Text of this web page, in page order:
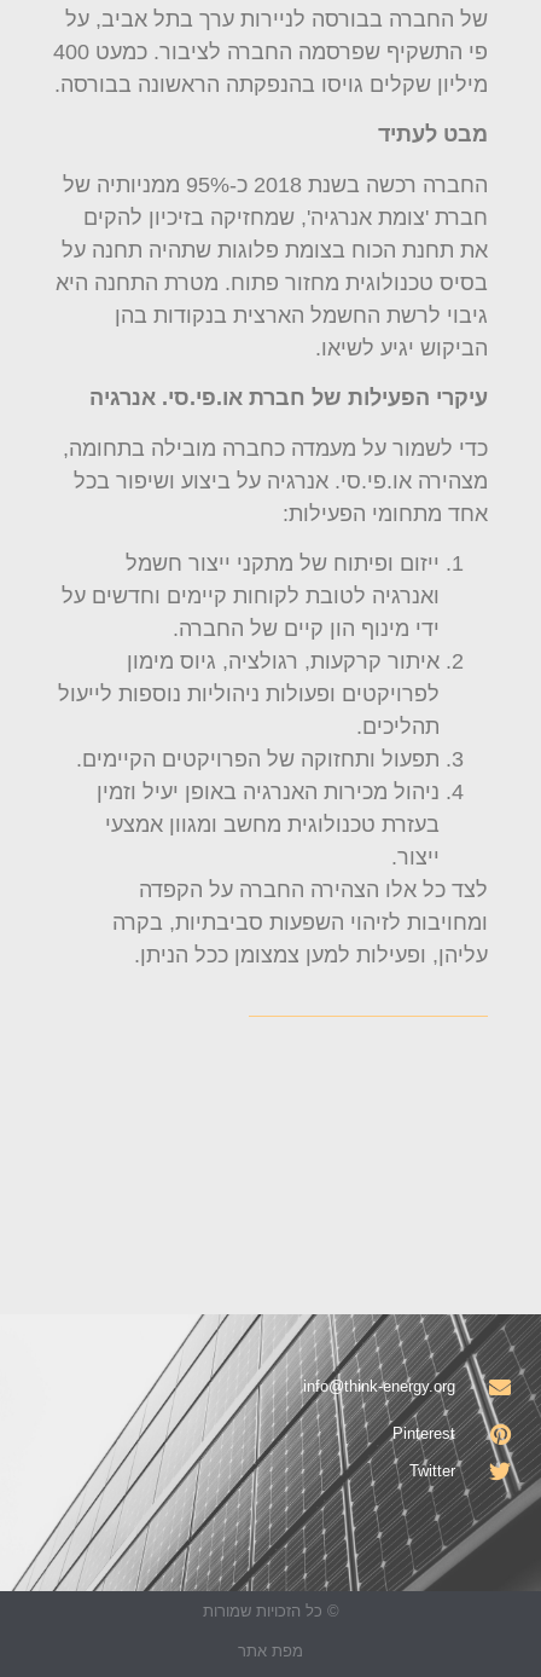
של החברה בבורסה לניירות ערך בתל אביב, על
פי התשקיף שפרסמה החברה לציבור. כמעט 400
מיליון שקלים גויסו בהנפקתה הראשונה בבורסה.
מבט לעתיד
החברה רכשה בשנת 2018 כ-95% ממניותיה של
חברת 'צומת אנרגיה', שמחזיקה בזיכיון להקים
את תחנת הכוח בצומת פלוגות שתהיה תחנה על
בסיס טכנולוגית מחזור פתוח. מטרת התחנה היא
גיבוי לרשת החשמל הארצית בנקודות בהן
הביקוש יגיע לשיאו.
עיקרי הפעילות של חברת או.פי.סי. אנרגיה
כדי לשמור על מעמדה כחברה מובילה בתחומה,
מצהירה או.פי.סי. אנרגיה על ביצוע ושיפור בכל
אחד מתחומי הפעילות:
ייזום ופיתוח של מתקני ייצור חשמל
ואנרגיה לטובת לקוחות קיימים וחדשים על
ידי מינוף הון קיים של החברה.
איתור קרקעות, רגולציה, גיוס מימון
לפרויקטים ופעולות ניהוליות נוספות לייעול
תהליכים.
תפעול ותחזוקה של הפרויקטים הקיימים.
ניהול מכירות האנרגיה באופן יעיל וזמין
בעזרת טכנולוגית מחשב ומגוון אמצעי
ייצור.
לצד כל אלו הצהירה החברה על הקפדה
ומחויבות לזיהוי השפעות סביבתיות, בקרה
עליהן, ופעילות למען צמצומן ככל הניתן.
info@think-energy.org
Pinterest
Twitter
© כל הזכויות שמורות
מפת אתר